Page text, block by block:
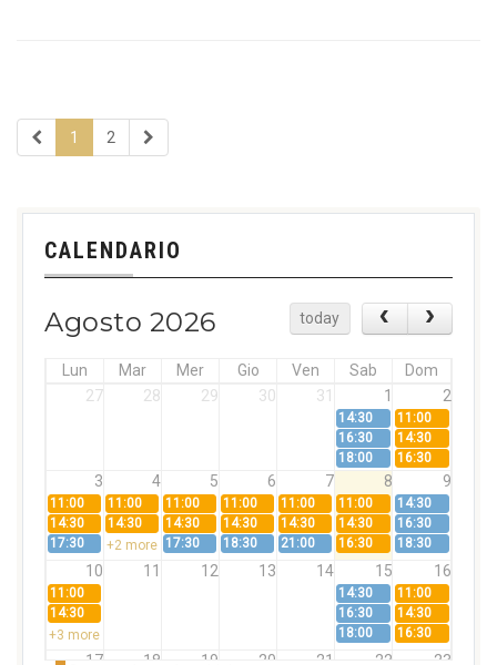
1 2
CALENDARIO
Agosto 2026 today
Lun Mar Mer Gio Ven Sab
Dom
27
28 29 30 31 1 2
14:30
11:00
16:30
14:30
18:00
16:30
3 4 5 6 7 8 9
11:00 11:00 11:00 11:00 11:00 11:00
14:30
14:30
14:30 14:30 14:30 14:30 14:30
16:30
17:30
+2 more 17:30 18:30 21:00 16:30 18:30
10 11 12 13 14 15 16
11:00 14:30
11:00
14:30
16:30
14:30
+3 more
18:00 16:30
17 18 19 20 21 22 23